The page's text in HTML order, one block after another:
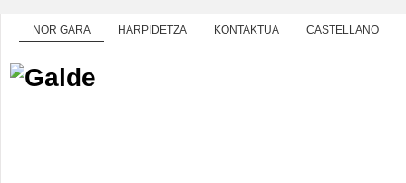
NOR GARA HARPIDETZA KONTAKTUA CASTELLANO